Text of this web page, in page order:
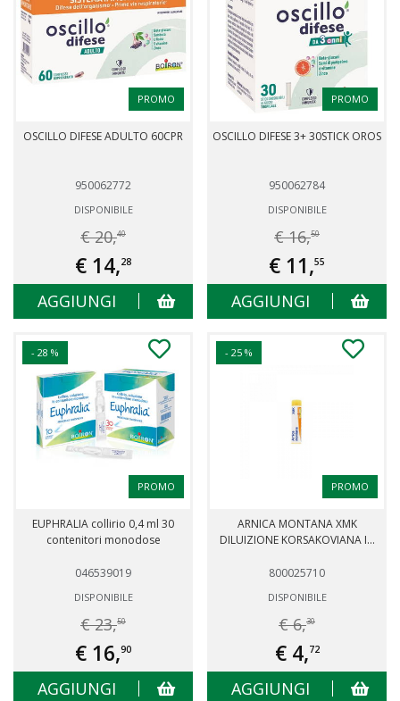
PROMO
OSCILLO DIFESE ADULTO 60CPR
950062772
DISPONIBILE
€ 20,40
€ 14,28
AGGIUNGI
PROMO
OSCILLO DIFESE 3+ 30STICK OROS
950062784
DISPONIBILE
€ 16,50
€ 11,55
AGGIUNGI
- 28 %
PROMO
EUPHRALIA collirio 0,4 ml 30
contenitori monodose
046539019
DISPONIBILE
€ 23,50
€ 16,90
AGGIUNGI
- 25 %
PROMO
ARNICA MONTANA XMK
DILUIZIONE KORSAKOVIANA I...
800025710
DISPONIBILE
€ 6,30
€ 4,72
AGGIUNGI